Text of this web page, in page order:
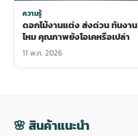
ความรู้
ดอกไม้งานแต่ง ส่งด่วน ทันงาน
ไหม คุณภาพยังโอเคหรือเปล่า
11 พ.ค. 2026
🌸 สินค้าแนะนำ